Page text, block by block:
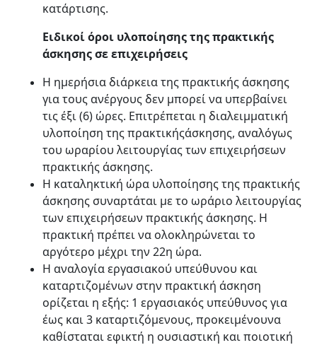
κατάρτισης.
Ειδικοί όροι υλοποίησης της πρακτικής
άσκησης σε επιχειρήσεις
Η ημερήσια διάρκεια της πρακτικής άσκησης
για τους ανέργους δεν μπορεί να υπερβαίνει
τις έξι (6) ώρες. Επιτρέπεται η διαλειμματική
υλοποίηση της πρακτικήςάσκησης, αναλόγως
του ωραρίου λειτουργίας των επιχειρήσεων
πρακτικής άσκησης.
Η καταληκτική ώρα υλοποίησης της πρακτικής
άσκησης συναρτάται με το ωράριο λειτουργίας
των επιχειρήσεων πρακτικής άσκησης. Η
πρακτική πρέπει να ολοκληρώνεται το
αργότερο μέχρι την 22η ώρα.
Η αναλογία εργασιακού υπεύθυνου και
καταρτιζομένων στην πρακτική άσκηση
ορίζεται η εξής: 1 εργασιακός υπεύθυνος για
έως και 3 καταρτιζόμενους, προκειμένουνα
καθίσταται εφικτή η ουσιαστική και ποιοτική